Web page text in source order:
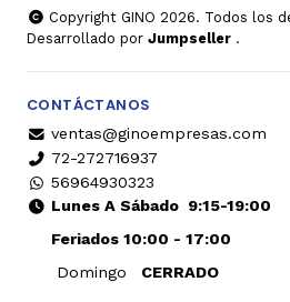
Copyright GINO 2026. Todos los
Desarrollado por Jumpseller .
CONTÁCTANOS
ventas@ginoempresas.com
72-272716937
56964930323
Lunes A Sábado9:15-19:00
Feriados 10:00 - 17:00
Domingo
CERRADO